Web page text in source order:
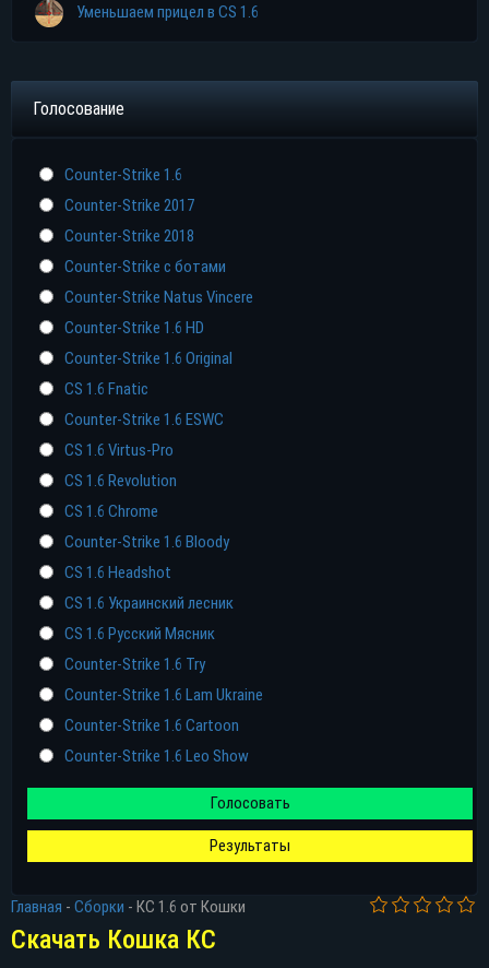
Уменьшаем прицел в CS 1.6
Голосование
Counter-Strike 1.6
Counter-Strike 2017
Counter-Strike 2018
Counter-Strike с ботами
Counter-Strike Natus Vincere
Counter-Strike 1.6 HD
Counter-Strike 1.6 Original
CS 1.6 Fnatic
Counter-Strike 1.6 ESWC
CS 1.6 Virtus-Pro
CS 1.6 Revolution
CS 1.6 Chrome
Counter-Strike 1.6 Bloody
CS 1.6 Headshot
CS 1.6 Украинский лесник
CS 1.6 Русский Мясник
Counter-Strike 1.6 Try
Counter-Strike 1.6 Lam Ukraine
Counter-Strike 1.6 Cartoon
Counter-Strike 1.6 Leo Show
Голосовать
Результаты
Главная - Сборки - КС 1.6 от Кошки
Скачать Кошка КС
Прямая ссылка
Торрент
Яндекс диск